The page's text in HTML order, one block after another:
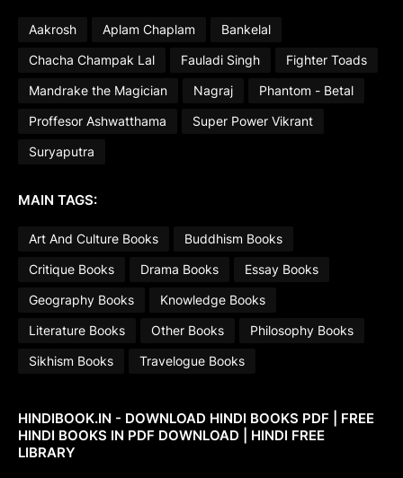
Aakrosh Aplam Chaplam
Bankelal
Chacha Champak Lal
Fauladi Singh
Fighter Toads
Mandrake the Magician
Nagraj
Phantom - Betal
Proffesor Ashwatthama
Super Power Vikrant
Suryaputra
MAIN TAGS:
Art And Culture Books
Buddhism Books
Critique Books
Drama Books
Essay Books
Geography Books
Knowledge Books
Literature Books
Other Books
Philosophy Books
Sikhism Books
Travelogue Books
HINDIBOOK.IN - DOWNLOAD HINDI BOOKS PDF | FREE
HINDI BOOKS IN PDF DOWNLOAD | HINDI FREE
LIBRARY